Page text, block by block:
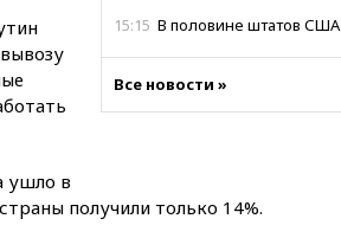
15:15 В половине штатов США
критикой Трампа по поводу
Все новости »
ушло в
получили только 14%.